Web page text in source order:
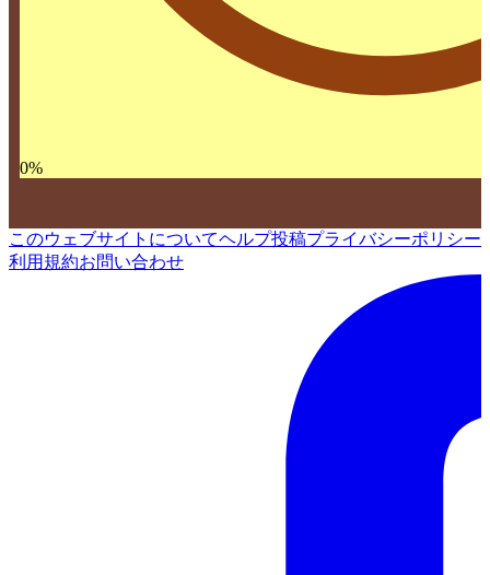
0%
このウェブサイトについてヘルプ投稿プライバシーポリシー
利用規約お問い合わせ